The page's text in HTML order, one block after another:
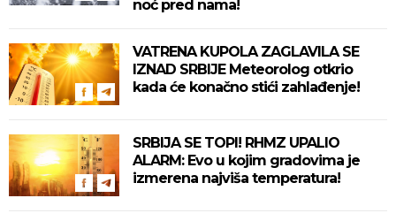
noć pred nama!
VATRENA KUPOLA ZAGLAVILA SE
IZNAD SRBIJE Meteorolog otkrio
kada će konačno stići zahlađenje!
SRBIJA SE TOPI! RHMZ UPALIO
ALARM: Evo u kojim gradovima je
izmerena najviša temperatura!